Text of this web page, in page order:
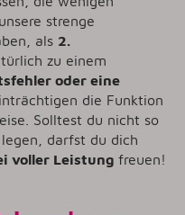
strenge
als 2.
zu einem
oder eine
die Funktion
Solltest du nicht so
darfst du dich
voller Leistung freuen!